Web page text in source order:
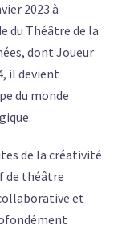
2023 à
du Théâtre de la
dont Joueur
il devient
du monde
de la créativité
de théâtre
et